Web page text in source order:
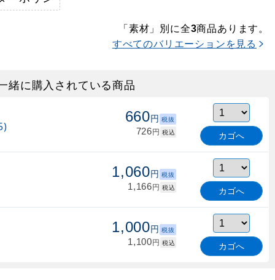
「素材」別に全3商品あります。
すべてのバリエーションを見る
緒に購入されている商品
660円 税抜
726円 税込 カゴへ
1,060円 税抜
1,166円 税込 カゴへ
1,000円 税抜
1,100円 税込 カゴへ